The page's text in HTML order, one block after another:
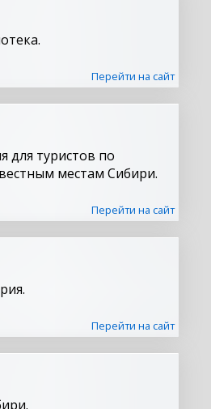
Перейти на сайт
для туристов по
местам Сибири.
Перейти на сайт
Перейти на сайт